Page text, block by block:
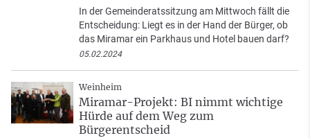
In der Gemeinderatssitzung am Mittwoch fällt die
Entscheidung: Liegt es in der Hand der Bürger, ob
das Miramar ein Parkhaus und Hotel bauen darf?
05.02.2024
Weinheim
Miramar-Projekt: BI nimmt wichtige
Hürde auf dem Weg zum
Bürgerentscheid